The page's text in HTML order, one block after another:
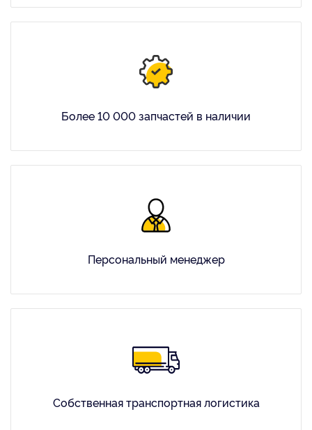
Более 10 000 запчастей в наличии
Персональный менеджер
Собственная транспортная логистика